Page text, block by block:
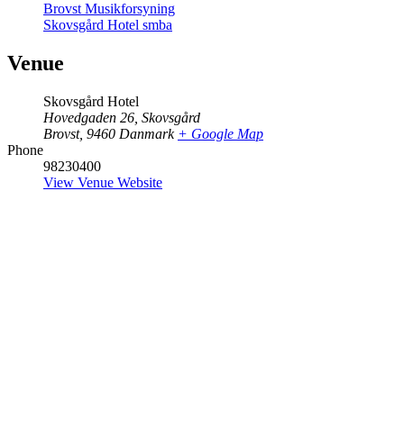
Brovst Musikforsyning
Skovsgård Hotel smba
Venue
Skovsgård Hotel
Hovedgaden 26, Skovsgård
Brovst, 9460 Danmark + Google Map
Phone
98230400
View Venue Website